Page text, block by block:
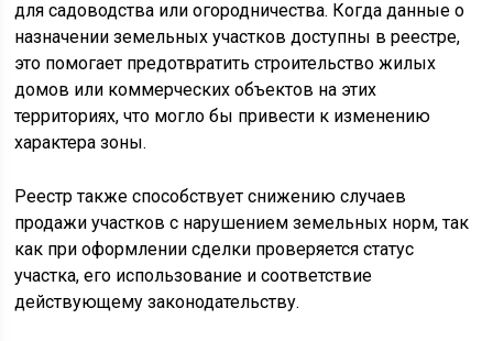
для садоводства или огородничества. Когда данные о
назначении земельных участков доступны в реестре,
это помогает предотвратить строительство жилых
домов или коммерческих объектов на этих
территориях, что могло бы привести к изменению
характера зоны.
Реестр также способствует снижению случаев
продажи участков с нарушением земельных норм, так
как при оформлении сделки проверяется статус
участка, его использование и соответствие
действующему законодательству.